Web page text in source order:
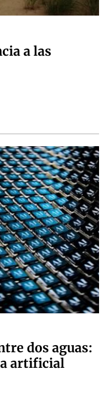
a las
dos aguas:
artificial